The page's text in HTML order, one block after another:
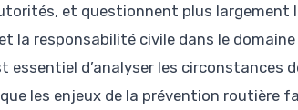
et questionnent plus largement
la responsabilité civile dans le
d’analyser les circonstances
les enjeux de la prévention routière